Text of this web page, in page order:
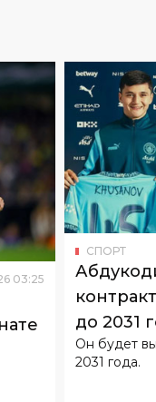
03:25
СПОРТ
до 2031
Он будет